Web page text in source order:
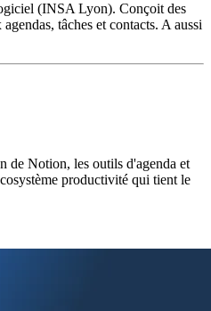
(INSA Lyon). Conçoit des
tâches et contacts. A aussi
de Notion, les outils d'agenda et
productivité qui tient le